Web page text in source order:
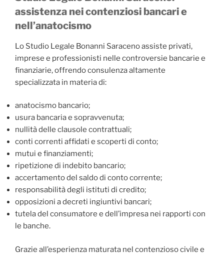
assistenza nei contenziosi bancari e
nell’anatocismo
Lo Studio Legale Bonanni Saraceno assiste privati,
imprese e professionisti nelle controversie bancarie e
finanziarie, offrendo consulenza altamente
specializzata in materia di:
anatocismo bancario;
usura bancaria e sopravvenuta;
nullità delle clausole contrattuali;
conti correnti affidati e scoperti di conto;
mutui e finanziamenti;
ripetizione di indebito bancario;
accertamento del saldo di conto corrente;
responsabilità degli istituti di credito;
opposizioni a decreti ingiuntivi bancari;
tutela del consumatore e dell’impresa nei rapporti con
le banche.
Grazie all’esperienza maturata nel contenzioso civile e